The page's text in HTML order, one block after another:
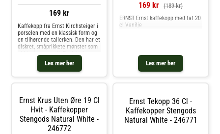
169 kr
Les mer her
Kaffekopp fra Ernst Kirchsteiger i
porselen med en klassisk form og
en tilhørende tallerken. Den har et
diskret, småprikkete mønster som
aldri går ut av stil. Perfekt for
varme drikker som kaffe og te.
Kombiner kaffekoppen med en
annen del fra serien fra Ernst
med en annen del fra serien fra
Ernst Kirchsteiger.- Finnes også
som en tekopp.
Vedlikeholdsinstruksjoner for
kaffekoppen- Tåler
169 kr (189 kr)
Les mer her
ERNST Ernst kaffekopp med fat 20
cl Vanilje
Ernst Krus Uten Øre 19 Cl
Hvit - Kaffekopper
Stengods Natural White -
246772
Ernst Tekopp 36 Cl -
Kaffekopper Stengods
Natural White - 246771